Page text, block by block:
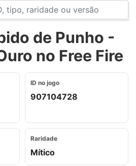
de Punho -
no Free Fire
ID no jogo
907104728
Raridade
Mítico